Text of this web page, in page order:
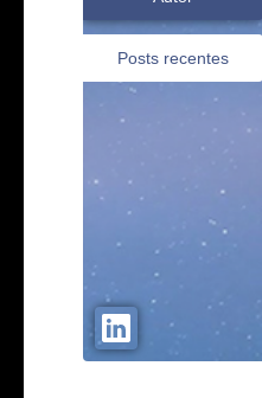
Posts recentes